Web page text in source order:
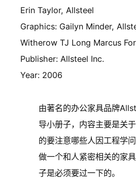
Erin Taylor, Allsteel
Graphics: Gailyn Minder,
Witherow TJ Long Marcus
Publisher: Allsteel Inc.
Year: 2006
由著名的办公家具品牌
导小册子，内容主要是关
的要注意哪些人因工程学
做一个和人紧密相关的家
子是必须要过一下的。